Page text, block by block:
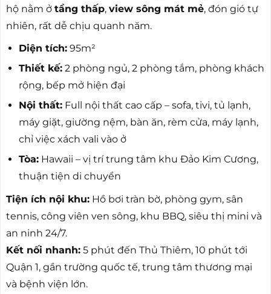
hộ nằm ở tầng thấp, view sông mát mẻ, đón gió tự
nhiên, rất dễ chịu quanh năm.
Diện tích:95m²
Thiết kế:2 phòng ngủ, 2 phòng tắm, phòng khách
rộng, bếp mở hiện đại
Nội thất:Full nội thất cao cấp – sofa, tivi, tủ lạnh,
máy giặt, giường nệm, bàn ăn, rèm cửa, máy lạnh,
chỉ việc xách vali vào ở
Tòa:Hawaii – vị trí trung tâm khu Đảo Kim Cương,
thuận tiện di chuyển
Tiện ích nội khu: Hồ bơi tràn bờ, phòng gym, sân
tennis, công viên ven sông, khu BBQ, siêu thị mini và
an ninh 24/7.
Kết nối nhanh: 5 phút đến Thủ Thiêm, 10 phút tới
Quận 1, gần trường quốc tế, trung tâm thương mại
và bệnh viện lớn.